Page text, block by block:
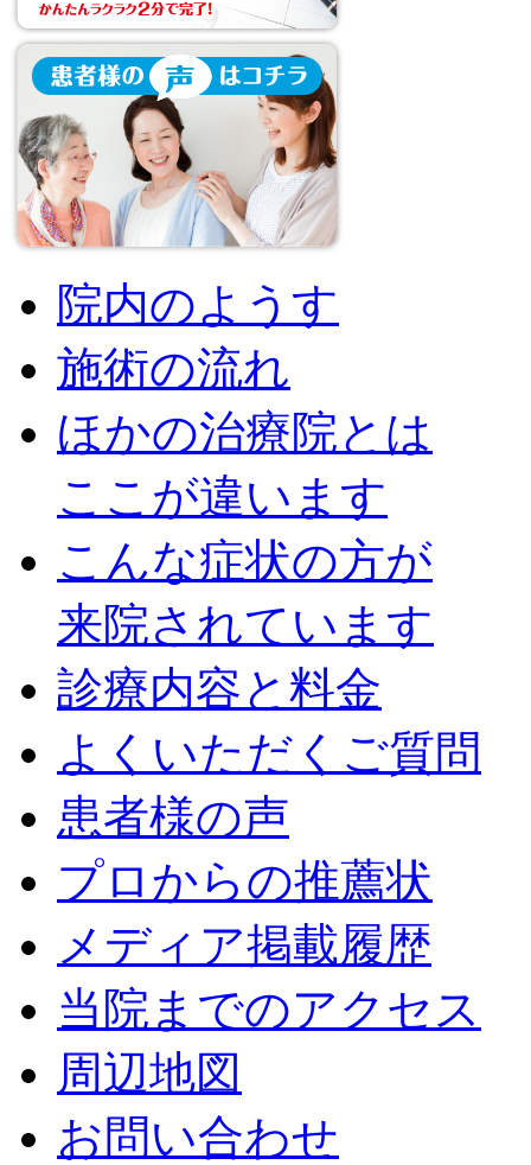
院内のようす
施術の流れ
ほかの治療院とは
ここが違います
こんな症状の方が
来院されています
診療内容と料金
よくいただくご質問
患者様の声
プロからの推薦状
メディア掲載履歴
当院までのアクセス
周辺地図
お問い合わせ